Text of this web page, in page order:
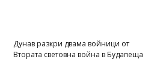
Дунав разкри двама войници от
Втората световна война в Будапеща